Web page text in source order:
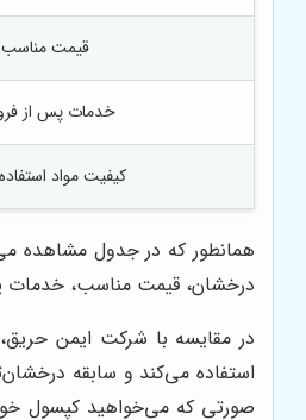
قیمت مناسب
خدمات پس از
کیفیت مواد
همانطور که در جدول مشاهده
درخشان، قیمت مناسب، خدمات
در مقایسه با شرکت ایمن
استفاده می‌کند و سابقه
صورتی که می‌خواهید کپسول خود